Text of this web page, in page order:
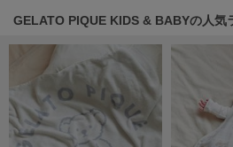
made of Organics
メイドオブオーガニクス
MICHU COQUETTE
ミチュ コケット
GELATO PIQUE KIDS & BABYの人気